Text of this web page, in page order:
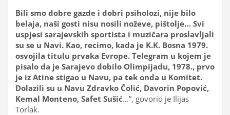
Bili smo dobre gazde i dobri psiholozi, nije bilo
belaja, naši gosti nisu nosili noževe, pištolje… Svi
uspjesi sarajevskih sportista i muzičara proslavljali
su se u Navi. Kao, recimo, kada je K.K. Bosna 1979.
osvojila titulu prvaka Evrope. Telegram u kojem je
pisalo da je Sarajevo dobilo Olimpijadu, 1978., prvo
je iz Atine stigao u Navu, pa tek onda u Komitet.
Dolazili su u Navu Zdravko Čolić, Davorin Popović,
Kemal Monteno, Safet Sušić…”, govorio je Ilijas
Torlak.